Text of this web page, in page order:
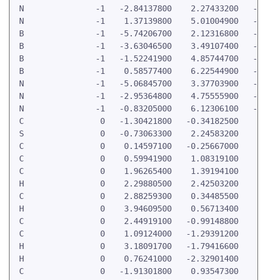
N               -1   -2.84137800    2.27433200   -
N               -1    1.37139800    5.01004900   -
B               -1   -5.74206700    2.12316800   -
B               -1   -3.63046500    3.49107400   -
B               -1   -1.52241900    4.85744700   -
B               -1    0.58577400    6.22544900   -
N               -1   -5.06845700    3.37703900   -
N               -1   -2.95364800    4.75555900   -
N               -1   -0.83205000    6.12306100   -
C                0   -1.30421800   -0.34182500
S                0   -0.73063300    2.24583200
C                0    0.14597100   -0.25667000
C                0    0.59941900    1.08319100
C                0    1.96265400    1.39194100
H                0    2.29880500    2.42503200
C                0    2.88259300    0.34485500
H                0    3.94609500    0.56713400
C                0    2.44919100   -0.99148800
C                0    1.09124000   -1.29391200
H                0    3.18091700   -1.79416600
H                0    0.76241000   -2.32901400
C                0   -1.91301800    0.93547300